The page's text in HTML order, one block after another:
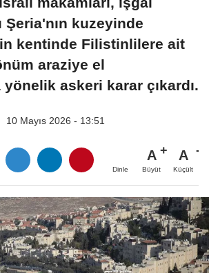
Şeria'nın kuzeyinde
kentinde Filistinlilere ait
araziye el
yönelik askeri karar çıkardı.
10 Mayıs 2026 - 13:51
Dinle
A
Büyüt
A
Küçült